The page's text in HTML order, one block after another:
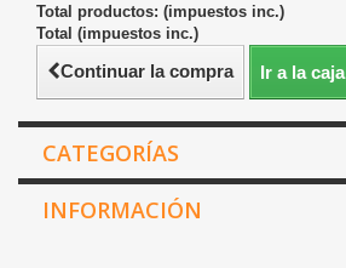
Total productos: (impuestos inc.)
Total (impuestos inc.)
Continuar la compra Ir a la caja
CATEGORÍAS
INFORMACIÓN